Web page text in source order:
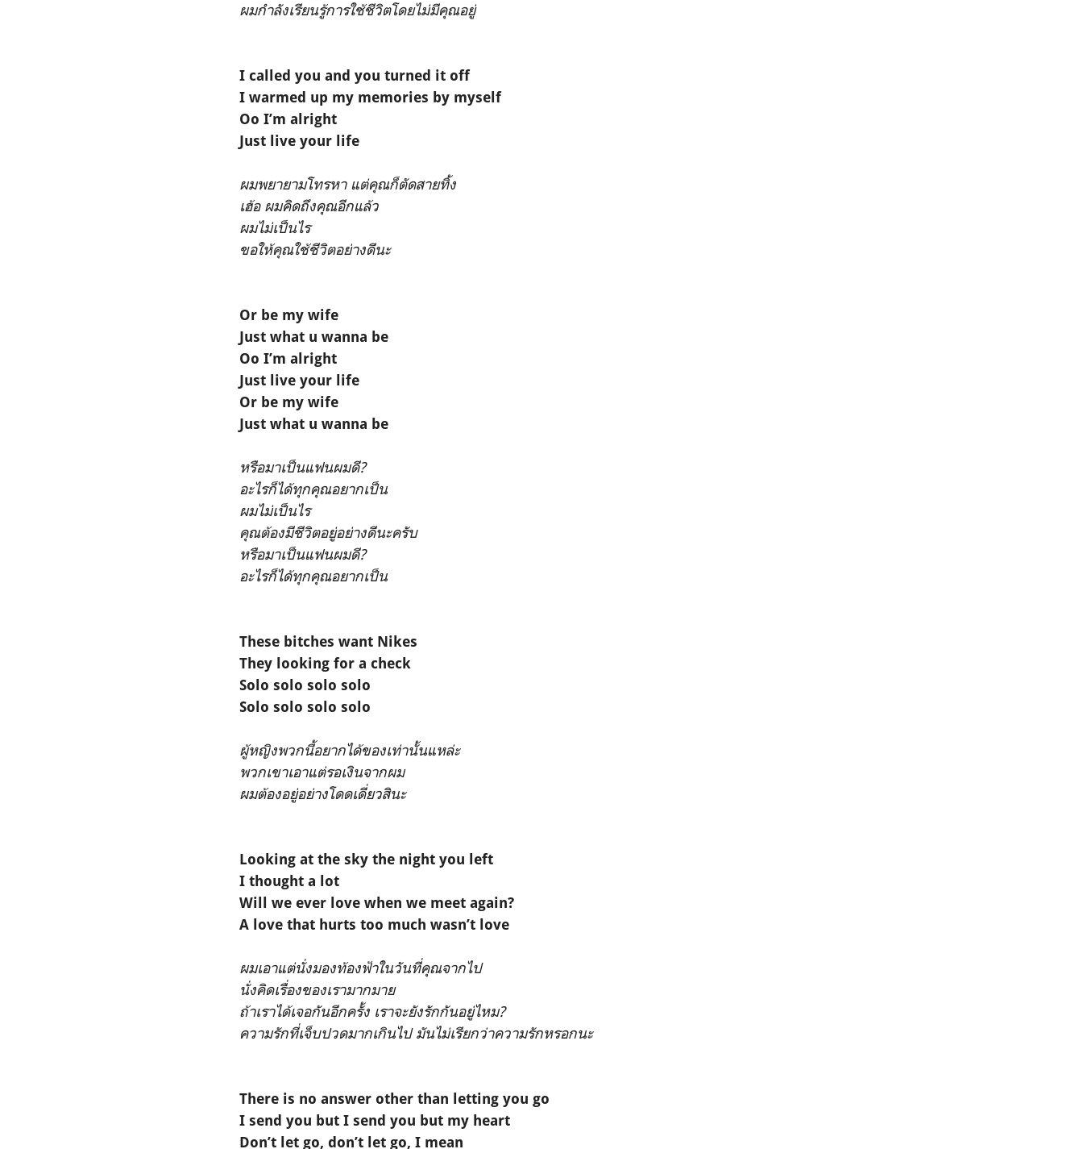
ผมกำลังเรียนรู้การใช้ชีวิตโดยไม่มีคุณอยู่
I called you and you turned it off
I warmed up my memories by myself
Oo I’m alright
Just live your life
ผมพยายามโทรหา แต่คุณก็ตัดสายทิ้ง
เฮ้อ ผมคิดถึงคุณอีกแล้ว
ผมไม่เป็นไร
ขอให้คุณใช้ชีวิตอย่างดีนะ
Or be my wife
Just what u wanna be
Oo I’m alright
Just live your life
Or be my wife
Just what u wanna be
หรือมาเป็นแฟนผมดี?
อะไรก็ได้ทุกคุณอยากเป็น
ผมไม่เป็นไร
คุณต้องมีชีวิตอยู่อย่างดีนะครับ
หรือมาเป็นแฟนผมดี?
อะไรก็ได้ทุกคุณอยากเป็น
These bitches want Nikes
They looking for a check
Solo solo solo solo
Solo solo solo solo
ผู้หญิงพวกนี้อยากได้ของเท่านั้นแหล่ะ
พวกเขาเอาแต่รอเงินจากผม
ผมต้องอยู่อย่างโดดเดี่ยวสินะ
Looking at the sky the night you left
I thought a lot
Will we ever love when we meet again?
A love that hurts too much wasn’t love
ผมเอาแต่นั่งมองท้องฟ้าในวันที่คุณจากไป
นั่งคิดเรื่องของเรามากมาย
ถ้าเราได้เจอกันอีกครั้ง เราจะยังรักกันอยู่ไหม?
ความรักที่เจ็บปวดมากเกินไป มันไม่เรียกว่าความรักหรอกนะ
There is no answer other than letting you go
I send you but I send you but my heart
Don’t let go, don’t let go, I mean